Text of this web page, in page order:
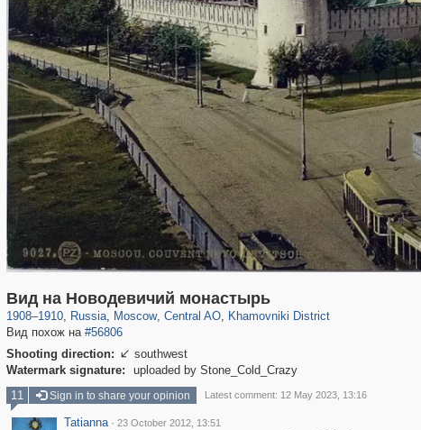
Вид на Новодевичий монастырь
1908–1910, Russia
1,406,885 29,248
, Moscow
319,861 8,286
, Central AO
160,009 5,916
, Khamovniki District
19,395
Вид похож на #56806
Shooting direction:  southwest
Watermark signature:
uploaded by Stone_Cold_Crazy
11 Sign in to share your opinion Latest comment: 12 May 2023, 13:16
Tatianna · 23 October 2012, 13:51